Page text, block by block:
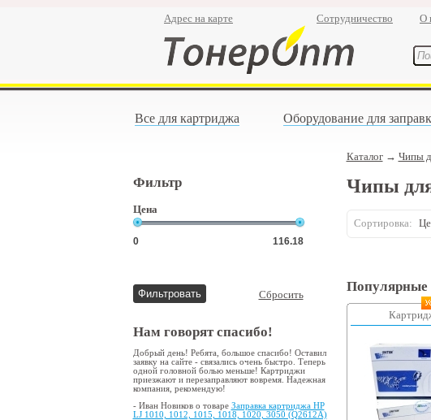
Адрес на карте Сотрудничество О
Все для картриджа Оборудование для
Фильтр
Цена
Сбросить
Нам говорят спасибо!
Добрый день! Ребята, большое спасибо! Оставил
заявку на сайте - связались очень быстро. Теперь
одной головной болью меньше! Картриджи
приезжают и перезаправляют вовремя. Надежная
компания, рекомендую!
- Иван Новиков о товаре Заправка картриджа HP
LJ 1010, 1012, 1015, 1018, 1020, 3050 (Q2612A)
Каталог→ Чипы
Чипы
Сортировка:
Популярные